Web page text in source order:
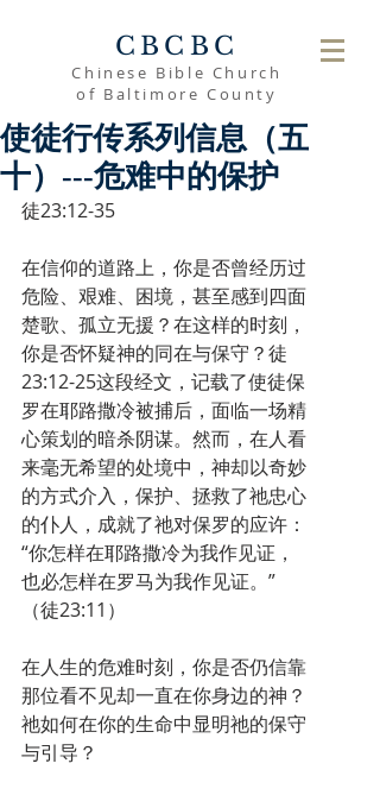
CBCBC
Chinese Bible Church
of Baltimore County
使徒行传系列信息（五
十）---危难中的保护
徒23:12-35
在信仰的道路上，你是否曾经历过
危险、艰难、困境，甚至感到四面
楚歌、孤立无援？在这样的时刻，
你是否怀疑神的同在与保守？徒
23:12-25这段经文，记载了使徒保
罗在耶路撒冷被捕后，面临一场精
心策划的暗杀阴谋。然而，在人看
来毫无希望的处境中，神却以奇妙
的方式介入，保护、拯救了祂忠心
的仆人，成就了祂对保罗的应许：
“你怎样在耶路撒冷为我作见证，
也必怎样在罗马为我作见证。”
（徒23:11）
在人生的危难时刻，你是否仍信靠
那位看不见却一直在你身边的神？
祂如何在你的生命中显明祂的保守
与引导？